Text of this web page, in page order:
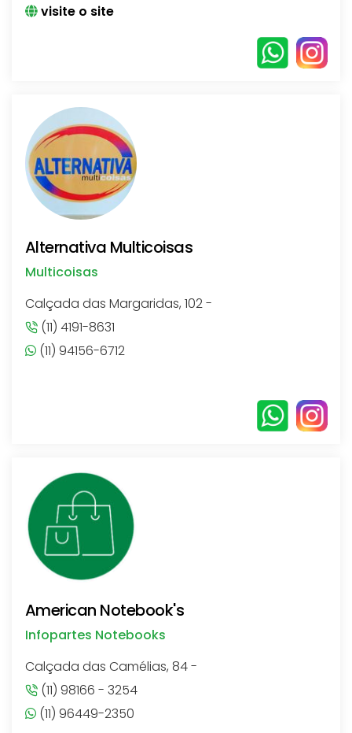
visite o site
Alternativa Multicoisas
Multicoisas
Calçada das Margaridas, 102 -
(11) 4191-8631
(11) 94156-6712
American Notebook's
Infopartes Notebooks
Calçada das Camélias, 84 -
(11) 98166 - 3254
(11) 96449-2350